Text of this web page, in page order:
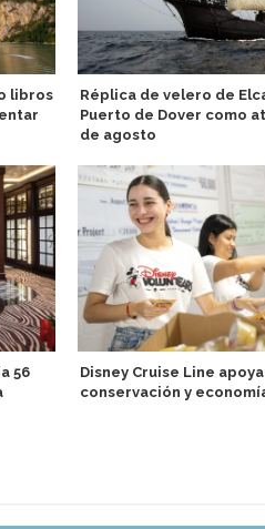
libros
56
Réplica de velero de
Puerto de Dover como
de agosto
Disney Cruise Line
conservación y